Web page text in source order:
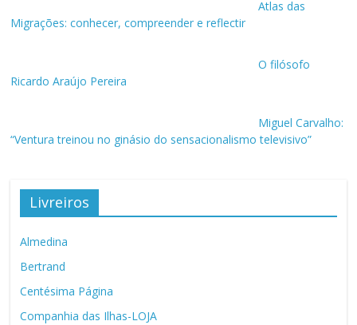
Atlas das
Migrações: conhecer, compreender e reflectir
O filósofo
Ricardo Araújo Pereira
Miguel Carvalho:
“Ventura treinou no ginásio do sensacionalismo televisivo”
Livreiros
Almedina
Bertrand
Centésima Página
Companhia das Ilhas-LOJA